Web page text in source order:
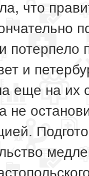
что
и
еще на их
не